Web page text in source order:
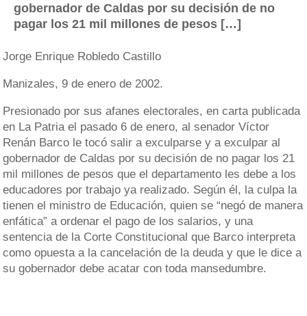
gobernador de Caldas por su decisión de no
pagar los 21 mil millones de pesos […]
Jorge Enrique Robledo Castillo
Manizales, 9 de enero de 2002.
Presionado por sus afanes electorales, en carta publicada
en La Patria el pasado 6 de enero, al senador Víctor
Renán Barco le tocó salir a exculparse y a exculpar al
gobernador de Caldas por su decisión de no pagar los 21
mil millones de pesos que el departamento les debe a los
educadores por trabajo ya realizado. Según él, la culpa la
tienen el ministro de Educación, quien se “negó de manera
enfática” a ordenar el pago de los salarios, y una
sentencia de la Corte Constitucional que Barco interpreta
como opuesta a la cancelación de la deuda y que le dice a
su gobernador debe acatar con toda mansedumbre.